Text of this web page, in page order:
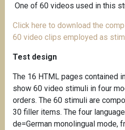
One of 60 videos used in this
Click here to download the
60 video clips employed as
Test design
The 16 HTML pages contained
show 60 video stimuli in four
orders. The 60 stimuli are
30 filler items. The four
de=German monolingual mode,